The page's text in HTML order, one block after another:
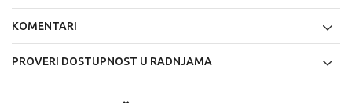
KOMENTARI
PROVERI DOSTUPNOST U RADNJAMA